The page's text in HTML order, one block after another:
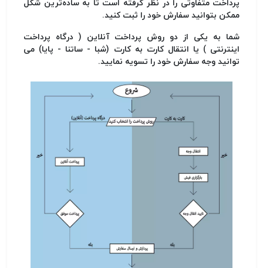
بیشترین
جستجوهای
اخیر
#کابل شبکه
#کابل شبکه لگراند #کابل شبکه نگزنس
ممکن بتوانید سفارش خود را ثبت کنید.
شما به یکی از دو روش پرداخت آنلاین ( درگاه پرداخت
اینترنتی ) یا انتقال کارت به کارت (شبا - ساتنا - پایا) می
توانید وجه سفارش خود را تسویه نمایید.